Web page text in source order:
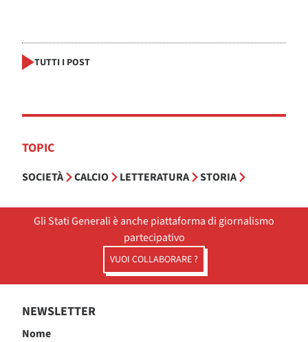
TUTTI I POST
TOPIC
SOCIETÀ CALCIO LETTERATURA STORIA
Gli Stati Generali è anche piattaforma di giornalismo
partecipativo
VUOI COLLABORARE ?
NEWSLETTER
Nome